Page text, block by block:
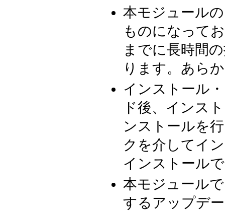
本モジュール
ものになって
までに長時間
ります。あら
インストール
ド後、インス
ンストールを
クを介してイ
インストール
本モジュール
するアップデ